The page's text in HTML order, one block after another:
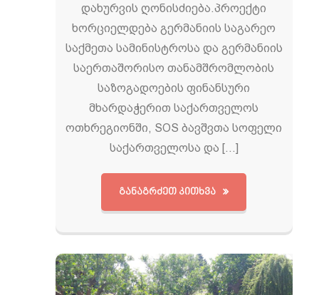
დახურვის ღონისძიება.პროექტი
ხორციელდება გერმანიის საგარეო
საქმეთა სამინისტროსა და გერმანიის
საერთაშორისო თანამშრომლობის
საზოგადოების ფინანსური
მხარდაჭერით საქართველოს
ოთხრეგიონში, SOS ბავშვთა სოფელი
საქართველოსა და […]
ᲒᲐᲜᲐᲒᲠᲫᲔᲗ ᲙᲘᲗᲮᲕᲐ